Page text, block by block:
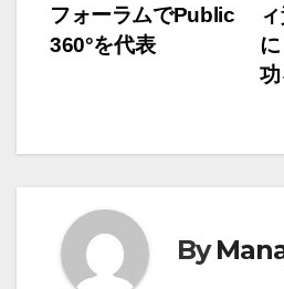
稿
ー
シ
フォーラムでPublic
360°を代表
By